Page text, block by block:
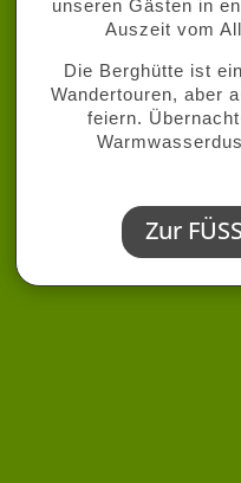
unseren Gästen in
Auszeit vom
Die Berghütte ist
Wandertouren, aber
feiern.
Zur